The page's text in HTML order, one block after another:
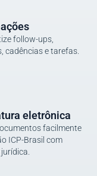
follow-ups,
cadências e tarefas.
eletrônica
facilmente
ICP-Brasil com